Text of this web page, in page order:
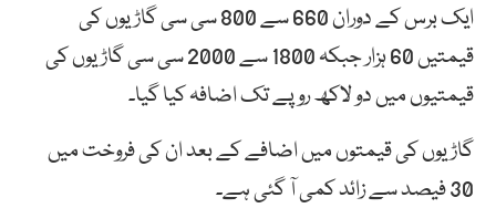
ایک برس کے دوران 660 سے 800 سی سی گاڑیوں کی
قیمتیں 60 ہزار جبکہ 1800 سے 2000 سی سی گاڑیوں کی
قیمتیوں میں دو لاکھ روپے تک اضافہ کیا گیا۔
گاڑیوں کی قیمتوں میں اضافے کے بعد ان کی فروخت میں
30 فیصد سے زائد کمی آ گئی ہے۔